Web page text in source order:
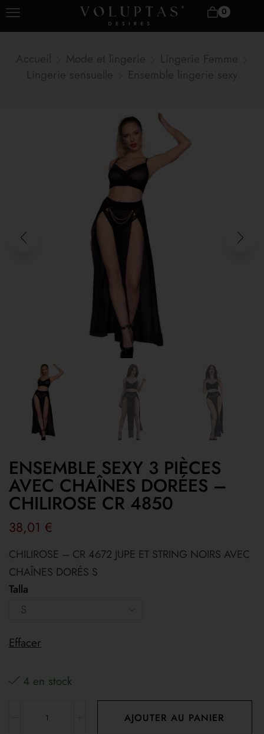
0
ENSEMBLE SEXY 3 PIÈCES
AVEC CHAÎNES DORÉES –
CHILIROSE CR 4850
38,01 €
CHILIROSE – CR 4672 JUPE ET STRING NOIRS AVEC
CHAÎNES DORÉS S
Talla
Effacer
4 en stock
AJOUTER AU PANIER